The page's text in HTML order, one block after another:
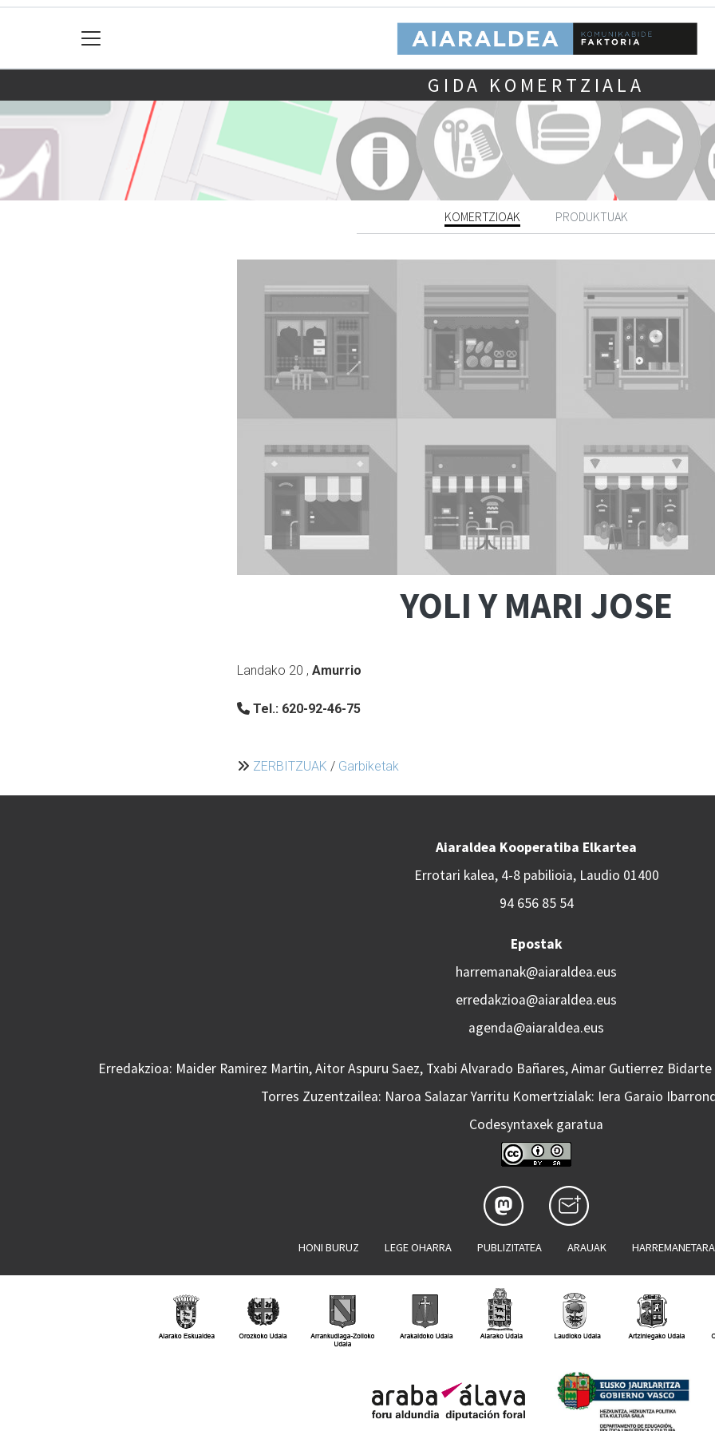
GIDA KOMERTZIALA
KOMERTZIOAK PRODUKTUAK
YOLI Y MARI JOSE
Landako 20 , Amurrio
Tel.: 620-92-46-75
ZERBITZUAK / Garbiketak
Aiaraldea Kooperatiba Elkartea
Errotari kalea, 4-8 pabilioia, Laudio 01400
94 656 85 54
Epostak
harremanak@aiaraldea.eus
erredakzioa@aiaraldea.eus
agenda@aiaraldea.eus
Erredakzioa: Maider Ramirez Martin, Aitor Aspuru Saez, Txabi Alvarado Bañares, Aimar Gutierrez
Torres Zuzentzailea: Naroa Salazar Yarritu Komertzialak: Iera Garaio
Codesyntaxek garatua
HONI BURUZ LEGE OHARRA PUBLIZITATEA ARAUAK